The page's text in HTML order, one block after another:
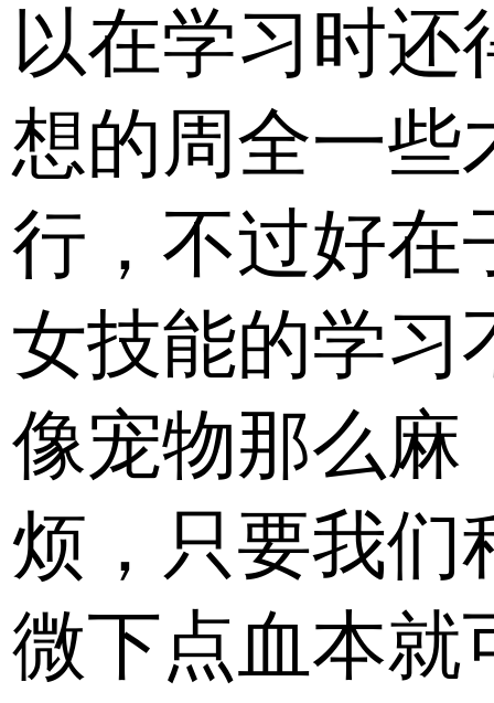
以在学习时还
想的周全一些
行，不过好在
女技能的学习
像宠物那么麻
烦，只要我们
微下点血本就